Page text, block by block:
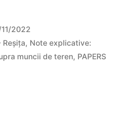
2022
, Note explicative:
muncii de teren, PAPERS